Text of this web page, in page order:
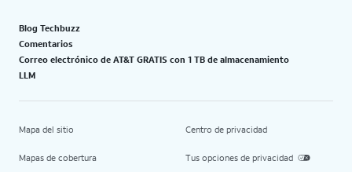
Blog Techbuzz
Comentarios
Correo electrónico de AT&T GRATIS con 1 TB de almacenamiento
LLM
Mapa del sitio
Mapas de cobertura
Centro de privacidad
Tus opciones de privacidad